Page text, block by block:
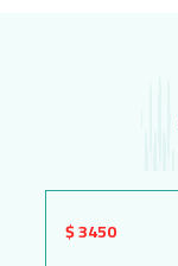
3450 $